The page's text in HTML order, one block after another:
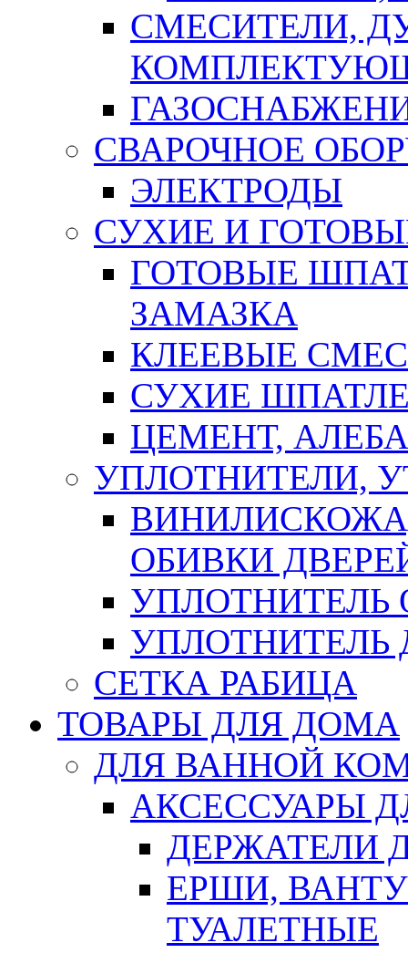
СМЕСИТЕЛИ,
СВАРОЧНОЕ
ЭЛЕКТРОДЫ
СУХИЕ И
ГОТОВЫЕ
ЗАМАЗКА
КЛЕЕВЫЕ
СУХИЕ
ЦЕМЕНТ,
УПЛОТНИТЕЛИ,
ОБИВКИ
УПЛОТНИТЕЛЬ
СЕТКА РАБИЦА
ТОВАРЫ ДЛЯ ДОМА
ДЛЯ ВАННОЙ
АКСЕССУАРЫ
ДЕРЖАТЕЛИ
ЕРШИ,
ТУАЛЕТНЫЕ